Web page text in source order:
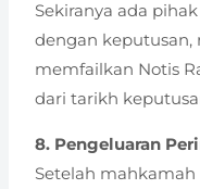
Sekiranya ada
dengan keputusan,
memfailkan Notis
dari tarikh
8. Pengeluaran
Setelah